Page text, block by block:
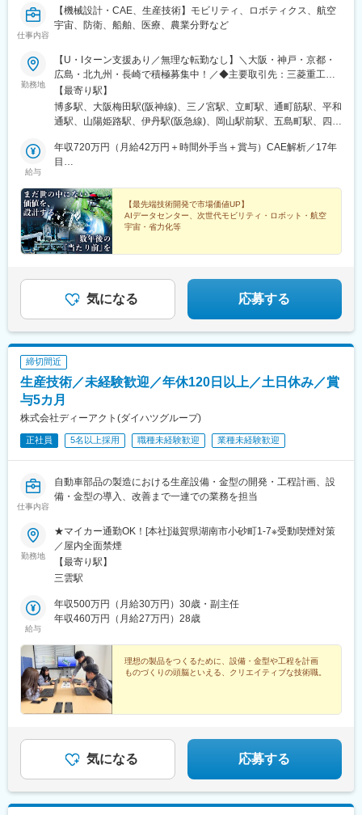
仕事内容
【機械設計・CAE、生産技術】モビリティ、ロボティクス、航空
宇宙、防衛、船舶、医療、農業分野など
勤務地
【U・Iターン支援あり／無理な転勤なし】＼大阪・神戸・京都・
広島・北九州・長崎で積極募集中！／◆主要取引先：三菱重工
GR、三菱電機GR、パナソニックGR、トヨタGR、川崎重工業、
HONDA、マツダGR、日本製鉄所、ニデック 等★プロジェクト
先 ※一部抜粋◆関西大阪：大阪市（梅田、京橋、本町、中之島
市（和田岬、東灘、西神等）、明石、姫路、加古川、高砂、伊
丹、尼崎、三田、宝塚 等京都：京都（西大路、西院、四条）、
守山 等奈良／和歌山◆中四国広島：広島市、府中町、東広島、
福山、呉、三原 等岡山：岡山市、倉敷、玉野、 笠岡、 井原、
浅口 等山口：山口市、岩国、下松、徳山 等香川／愛媛／鳥取
／島根／徳島◆九州福岡：福岡市、北九州（小倉、八幡、黒崎
等）、宮若、宗像 等長崎：長崎、諫早、佐世保 等熊本／鹿児
所あり（屋外）
【最寄り駅】
博多駅、大阪梅田駅(阪神線)、三ノ宮駅、立町駅、通町筋駅、平和
通駅、山陽姫路駅、伊丹駅(阪急線)、岡山駅前駅、五島町駅、四条
東駅、熊本城・市役所前駅、小倉駅(福岡県)、姫路駅、伊丹駅(福
知山線)、岡山駅、大波止駅、烏丸駅、櫛田神社前駅、県庁前駅(広
給与
年収720万円（月給42万円＋時間外手当＋賞与）CAE解析／17年
目
目
【最先端技術開発で市場価値UP】
AIデータセンター、次世代モビリティ・ロボット・航空
宇宙・省力化等
◆パナソニックや三菱重工業など大手の開発チームと直
接取引
気になる 応募する
締切間近
生産技術／未経験歓迎／年休120日以上／土日休み／賞
与5カ月
株式会社ディーアクト(ダイハツグループ)
正社員 5名以上採用 職種未経験歓迎 業種未経験歓迎
仕事内容
自動車部品の製造における生産設備・金型の開発・工程計画、設
備・金型の導入、改善まで一連での業務を担当
勤務地
★マイカー通勤OK！[本社]滋賀県湖南市小砂町1-7※受動喫煙対策
／屋内全面禁煙
【最寄り駅】
三雲駅
給与
年収500万円（月給30万円）30歳・副主任
年収460万円（月給27万円）28歳
理想の製品をつくるために、設備・金型や工程を計画
ものづくりの頭脳といえる、クリエイティブな技術職。
気になる 応募する